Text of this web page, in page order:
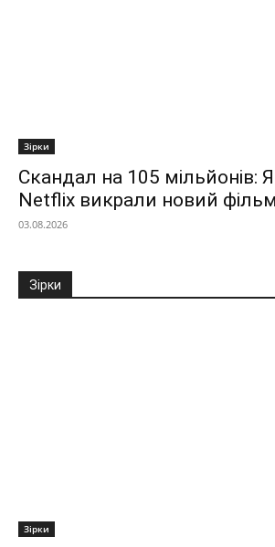
Зірки
Скандал на 105 мільйонів:
Netflix викрали новий
03.08.2026
Зірки
Зірки